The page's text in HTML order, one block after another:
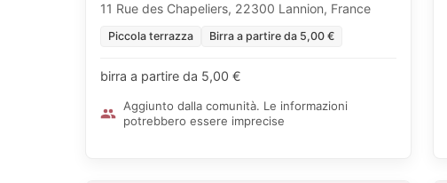
11 Rue des Chapeliers, 22300 Lannion, France
Piccola terrazza Birra a partire da 5,00 €
birra a partire da 5,00 €
Aggiunto dalla comunità. Le informazioni
potrebbero essere imprecise